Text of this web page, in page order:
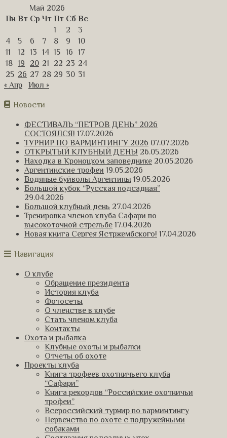
Май 2026
Пн Вт Ср Чт Пт Сб Вс
1
2
3
4
5 6 7 8 9
10
11
12 13 14 15 16
17
18 19 20 21 22 23 24
25 26 27 28 29 30 31
« Апр
Июл »
Новости
ФЕСТИВАЛЬ “ПЕТРОВ ДЕНЬ” 2026
СОСТОЯЛСЯ! 17.07.2026
ТУРНИР ПО ВАРМИНТИНГУ 2026 07.07.2026
ОТКРЫТЫЙ КЛУБНЫЙ ДЕНЬ! 26.05.2026
Находка в Кроноцком заповеднике 20.05.2026
Аргентинские трофеи 19.05.2026
Водяные буйволы Аргентины 19.05.2026
Большой кубок “Русская подсадная”
29.04.2026
Большой клубный день 27.04.2026
Тренировка членов клуба Сафари по
высокоточной стрельбе 17.04.2026
Новая книга Сергея Ястржембского! 17.04.2026
Навигация
О клубе
Обращение президента
История клуба
Фотосеты
О членстве в клубе
Стать членом клуба
Контакты
Охота и рыбалка
Клубные охоты и рыбалки
Отчеты об охоте
Проекты клуба
Книга трофеев охотничьего клуба
“Сафари”
Книга рекордов “Российские охотничьи
трофеи”
Всероссийский турнир по варминтингу
Первенство по охоте с подружейными
собаками